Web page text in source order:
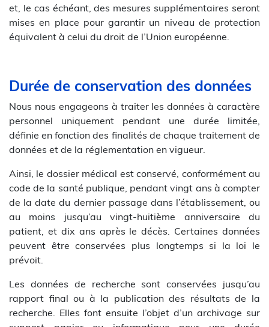
et, le cas échéant, des mesures supplémentaires seront
mises en place pour garantir un niveau de protection
équivalent à celui du droit de l’Union européenne.
Durée de conservation des données
Nous nous engageons à traiter les données à caractère
personnel uniquement pendant une durée limitée,
définie en fonction des finalités de chaque traitement de
données et de la réglementation en vigueur.
Ainsi, le dossier médical est conservé, conformément au
code de la santé publique, pendant vingt ans à compter
de la date du dernier passage dans l’établissement, ou
au moins jusqu’au vingt-huitième anniversaire du
patient, et dix ans après le décès. Certaines données
peuvent être conservées plus longtemps si la loi le
prévoit.
Les données de recherche sont conservées jusqu’au
rapport final ou à la publication des résultats de la
recherche. Elles font ensuite l’objet d’un archivage sur